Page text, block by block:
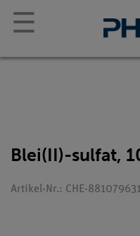
☰
Blei(II)-sulfat,
Artikel-Nr.: CHE-